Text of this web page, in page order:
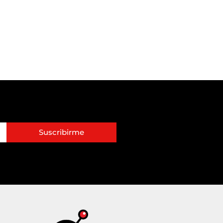
Suscribirme